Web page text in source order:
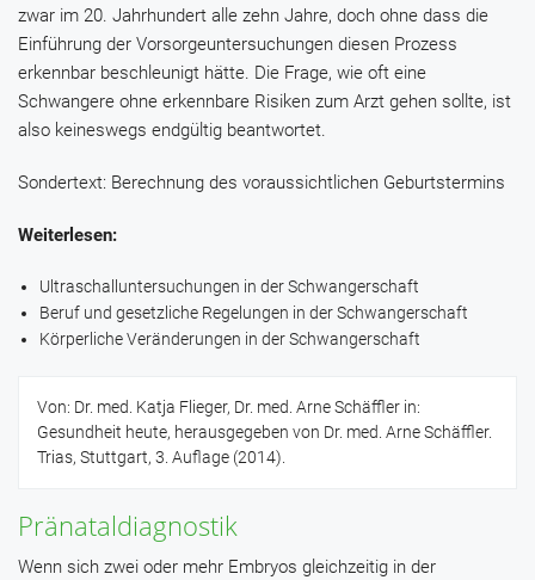
zwar im 20. Jahrhundert alle zehn Jahre, doch ohne dass die
Einführung der Vorsorgeuntersuchungen diesen Prozess
erkennbar beschleunigt hätte. Die Frage, wie oft eine
Schwangere ohne erkennbare Risiken zum Arzt gehen sollte, ist
also keineswegs endgültig beantwortet.
Sondertext: Berechnung des voraussichtlichen Geburtstermins
Weiterlesen:
Ultraschalluntersuchungen in der Schwangerschaft
Beruf und gesetzliche Regelungen in der Schwangerschaft
Körperliche Veränderungen in der Schwangerschaft
Von: Dr. med. Katja Flieger, Dr. med. Arne Schäffler in:
Gesundheit heute, herausgegeben von Dr. med. Arne Schäffler.
Trias, Stuttgart, 3. Auflage (2014).
Pränataldiagnostik
Wenn sich zwei oder mehr Embryos gleichzeitig in der